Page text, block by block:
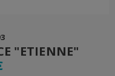
"ETIENNE"